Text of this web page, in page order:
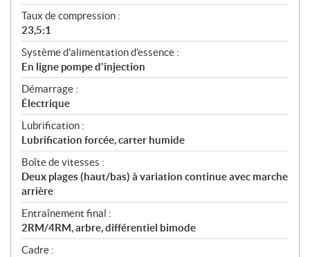
Taux de compression :
23,5:1
Système d'alimentation d'essence :
En ligne pompe d'injection
Démarrage :
Électrique
Lubrification :
Lubrification forcée, carter humide
Boîte de vitesses :
Deux plages (haut/bas) à variation continue avec marche
arrière
Entraînement final :
2RM/4RM, arbre, différentiel bimode
Cadre :